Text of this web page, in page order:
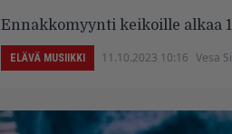
Ennakkomyynti keikoille alkaa
ELÄVÄ MUSIIKKI 11.10.2023 10:16 Vesa